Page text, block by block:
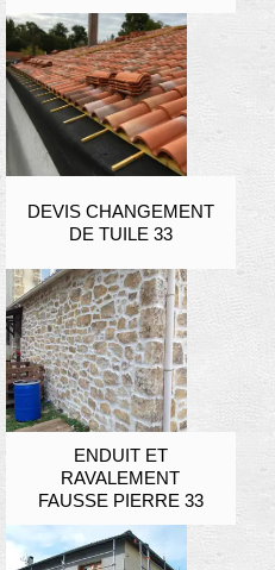
DEVIS CHANGEMENT
DE TUILE 33
ENDUIT ET
RAVALEMENT
FAUSSE PIERRE 33